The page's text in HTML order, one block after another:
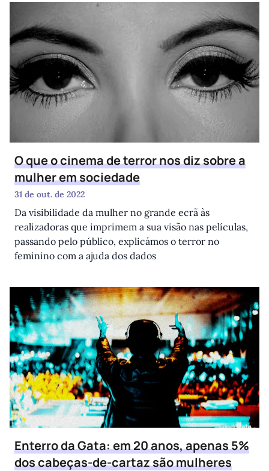
O que o cinema de terror nos diz sobre a
mulher em sociedade
31 de out. de 2022
Da visibilidade da mulher no grande ecrã às
realizadoras que imprimem a sua visão nas películas,
passando pelo público, explicámos o terror no
feminino com a ajuda dos dados
Enterro da Gata: em 20 anos, apenas 5%
dos cabeças-de-cartaz são mulheres